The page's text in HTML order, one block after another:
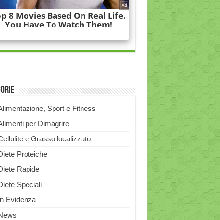
Sport e Fitness
per Dimagrire
e Grasso localizzato
Proteiche
Rapide
Speciali
Evidenza